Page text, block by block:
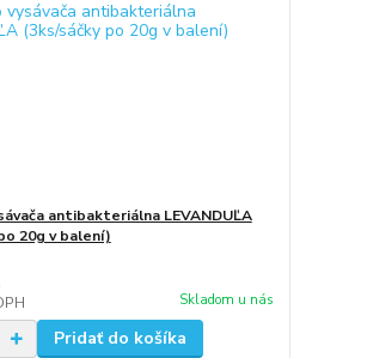
antibakteriálna LEVANDUĽA
20g v balení)
Skladom u nás
Pridať do košíka